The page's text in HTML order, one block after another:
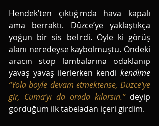
Hendek’ten çıktığımda hava kapalı
ama berraktı. Düzce’ye yaklaştıkça
yoğun bir sis belirdi. Öyle ki görüş
alanı neredeyse kaybolmuştu. Öndeki
aracın stop lambalarına odaklanıp
yavaş yavaş ilerlerken kendi
“Yola böyle devam etmektense, Düzce’ye
gir, Cuma’yı da orada kılarsın.” deyip
gördüğüm ilk tabeladan içeri girdim.